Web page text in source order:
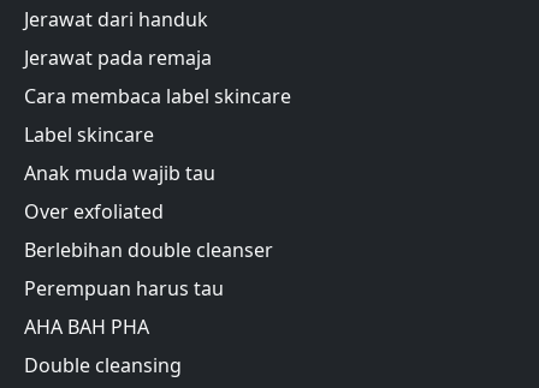
Jerawat dari handuk
Jerawat pada remaja
Cara membaca label skincare
Label skincare
Anak muda wajib tau
Over exfoliated
Berlebihan double cleanser
Perempuan harus tau
AHA BAH PHA
Double cleansing